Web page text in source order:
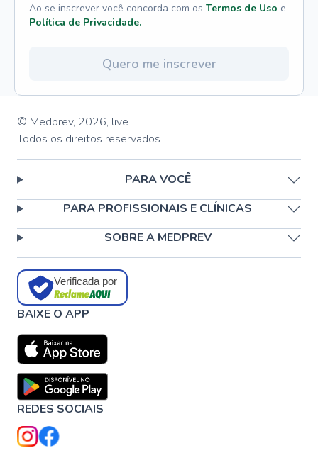
Ao se inscrever você concorda com os Termos de Uso e
Política de Privacidade.
Quero me inscrever
© Medprev, 2026, live
Todos os direitos reservados
PARA VOCÊ
PARA PROFISSIONAIS E CLÍNICAS
SOBRE A MEDPREV
Verificada por
BAIXE O APP
REDES SOCIAIS